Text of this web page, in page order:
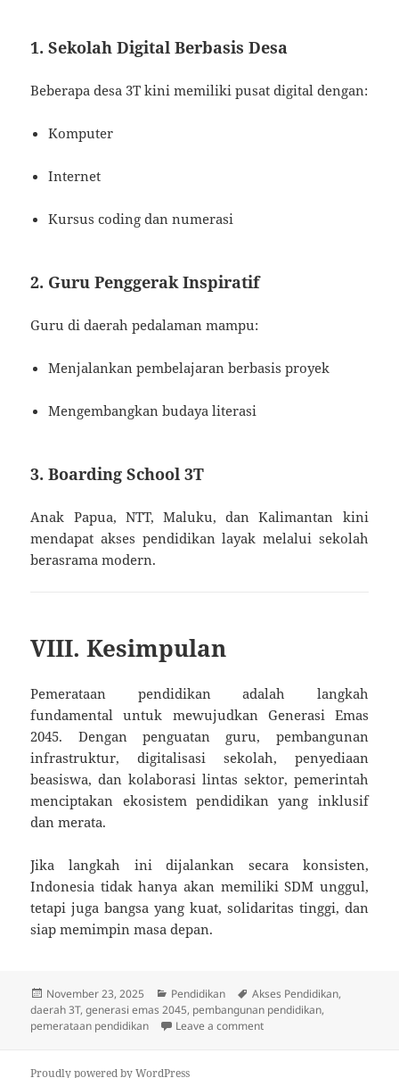
1. Sekolah Digital Berbasis Desa
Beberapa desa 3T kini memiliki pusat digital dengan:
Komputer
Internet
Kursus coding dan numerasi
2. Guru Penggerak Inspiratif
Guru di daerah pedalaman mampu:
Menjalankan pembelajaran berbasis proyek
Mengembangkan budaya literasi
3. Boarding School 3T
Anak Papua, NTT, Maluku, dan Kalimantan kini
mendapat akses pendidikan layak melalui sekolah
berasrama modern.
VIII. Kesimpulan
Pemerataan pendidikan adalah langkah
fundamental untuk mewujudkan Generasi Emas
2045. Dengan penguatan guru, pembangunan
infrastruktur, digitalisasi sekolah, penyediaan
beasiswa, dan kolaborasi lintas sektor, pemerintah
menciptakan ekosistem pendidikan yang inklusif
dan merata.
Jika langkah ini dijalankan secara konsisten,
Indonesia tidak hanya akan memiliki SDM unggul,
tetapi juga bangsa yang kuat, solidaritas tinggi, dan
siap memimpin masa depan.
Posted
on
November 23, 2025 Categories
Pendidikan Tags
Akses Pendidikan,
daerah 3T,generasi emas 2045, pembangunan pendidikan,
pemerataan pendidikan
Leave a commenton Transformasi
Proudly powered by WordPress